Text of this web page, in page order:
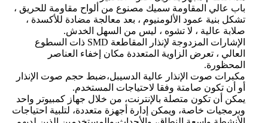
باب عالي المقاومة سميك مصنوع من ألواح مقاومة للحريق ،
تشكل بنية عمود الألومنيوم ، بعد معالجة مضادة للأكسدة ،
صلابة عالية ، لا تشوه ، ليس من السهل الخدش.
الإشارات المزدوجة لإنذار المقاطعة SMD ذات السطوع
العالي ، تعرض الزاوية المتعددة مكان إخفاء العناصر
المحظورة.
مكبرات صوت الإنذار عالية الدسيبل،ضبط حجم صوت الإنذار
أو أن تكون صامتة وفقا لاحتياجات المستخدم.
يمكن أن تكون متصلة بالإنترنت، من خلال جهاز كمبيوتر واحد
وبرمجيات خاصة، ويمكن إدارة أجهزة متعددة، لتلبية احتياجات